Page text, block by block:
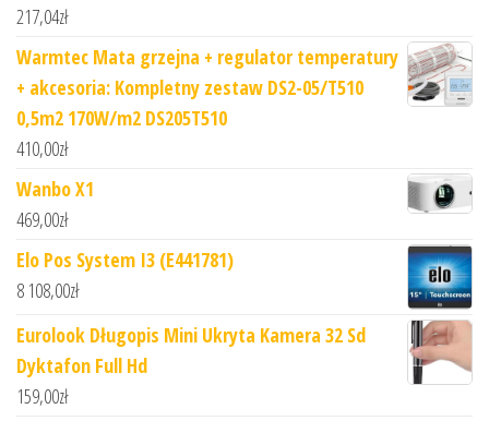
217,04zł
Warmtec Mata grzejna + regulator temperatury
+ akcesoria: Kompletny zestaw DS2-05/T510
0,5m2 170W/m2 DS205T510
410,00zł
Wanbo X1
469,00zł
Elo Pos System I3 (E441781)
8 108,00zł
Eurolook Długopis Mini Ukryta Kamera 32 Sd
Dyktafon Full Hd
159,00zł